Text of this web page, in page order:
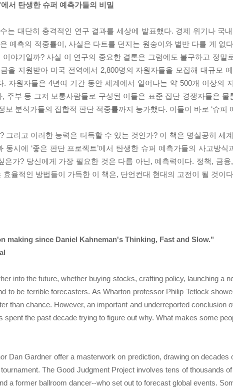
서 탄생한 슈퍼 예측가들의 비밀
는 대단히 충격적인 연구 결과를 세상에 발표했다. 경제 위기나 국
예측의 적중률이, 사실은 다트를 던지는 원숭이와 별반 다를 게 없
야기일까? 사실 이 연구의 중요한 결론은 그럼에도 불구하고 정말
을 지원받아 미국 전역에서 2,800명의 자원자들을 모집해 대규모
. 자원자들은 4년여 기간 동안 세계에서 일어나는 약 500개 이상의
주부 등 그저 보통사람들로 구성된 이들은 표준 집단 경쟁자들은 물
보 분석가들의 집합적 판단 적중률까지 능가했다. 이들이 바로 ‘슈퍼
그리고 이러한 능력은 터득할 수 있는 것인가? 이 책은 명실공히 세
시에 ‘좋은 판단 프로젝트’에서 탄생한 슈퍼 예측가들의 사고방식
은가? 당신에게 가장 필요한 것은 다름 아닌, 예측력이다. 정책, 금
율적인 방법들이 가득한 이 책은, 단언컨대 현대의 고전이 될 것이
making since Daniel Kahneman's Thinking, Fast and Slow."
into the future, whether buying stocks, crafting policy, launching a
to be terrible forecasters. As Wharton professor Philip Tetlock
than chance. However, an important and underreported conclusion
spent the past decade trying to figure out why. What makes some
Dan Gardner offer a masterwork on prediction, drawing on
The Good Judgment Project involves tens of thousands
a former ballroom dancer--who set out to forecast global events.